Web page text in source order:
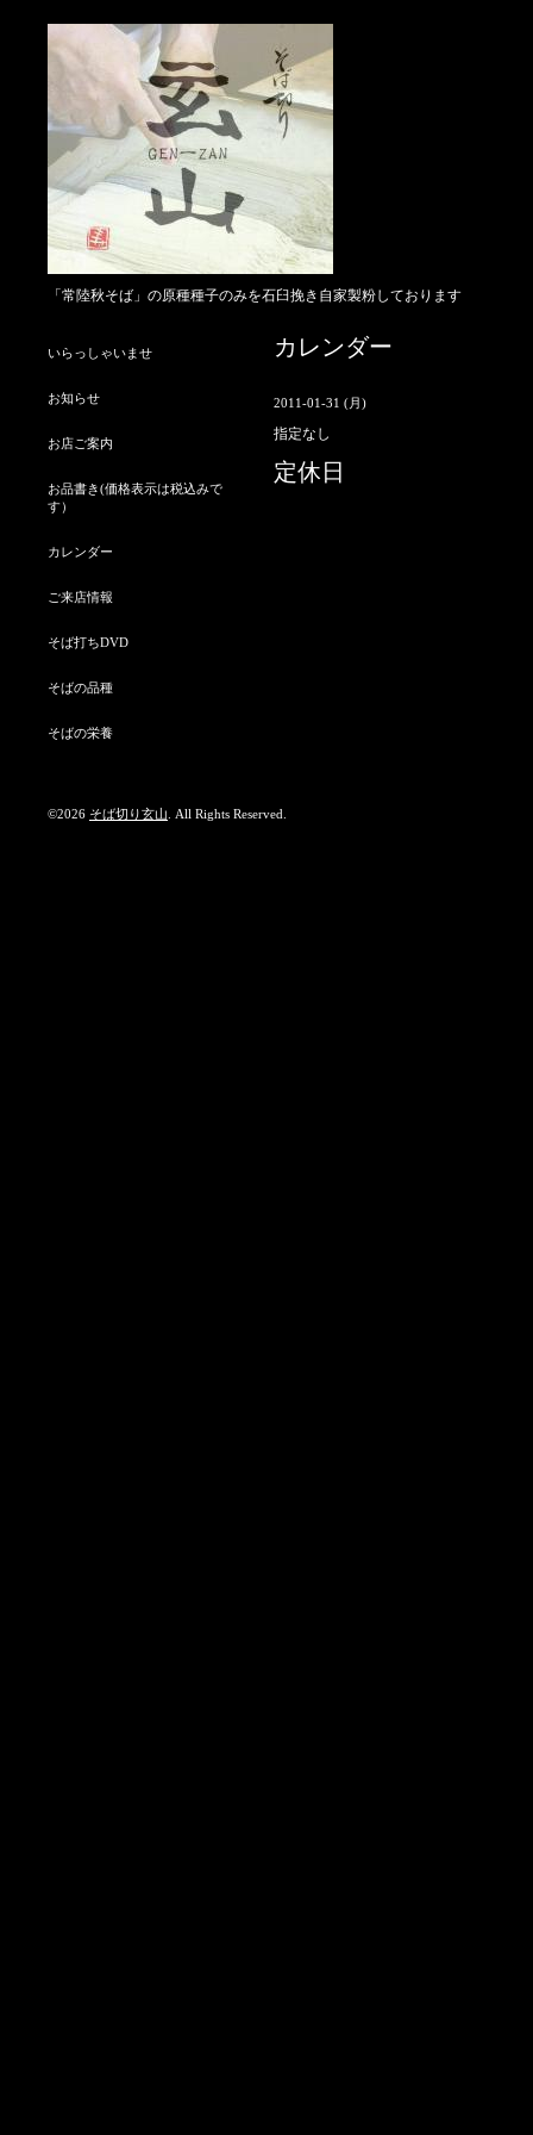
「常陸秋そば」の原種種子のみを石臼挽き自家製粉しております
カレンダー
2011-01-31 (月)
指定なし
定休日
いらっしゃいませ
お知らせ
お店ご案内
お品書き(価格表示は税込みで
す）
カレンダー
ご来店情報
そば打ちDVD
そばの品種
そばの栄養
©2026 そば切り玄山 . All Rights Reserved.